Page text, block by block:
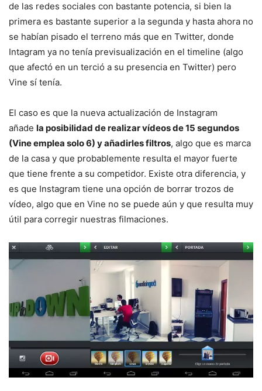
de las redes sociales con bastante potencia, si bien la
primera es bastante superior a la segunda y hasta ahora no
se habían pisado el terreno más que en Twitter, donde
Intagram ya no tenía previsualización en el timeline (algo
que afectó en un terció a su presencia en Twitter) pero
Vine sí tenía.
El caso es que la nueva actualización de Instagram
añade la posibilidad de realizar vídeos de 15 segundos
(Vine emplea solo 6) y añadirles filtros, algo que es marca
de la casa y que probablemente resulta el mayor fuerte
que tiene frente a su competidor. Existe otra diferencia, y
es que Instagram tiene una opción de borrar trozos de
vídeo, algo que en Vine no se puede aún y que resulta muy
útil para corregir nuestras filmaciones.